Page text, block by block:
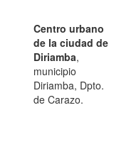
Centro urbano
de la ciudad de
Diriamba,
municipio
Diriamba, Dpto.
de Carazo.